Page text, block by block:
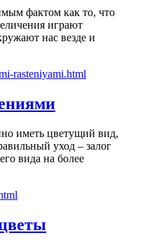
фактом как то, что
играют
нас везде и
иметь цветущий вид,
уход – залог
вида на более